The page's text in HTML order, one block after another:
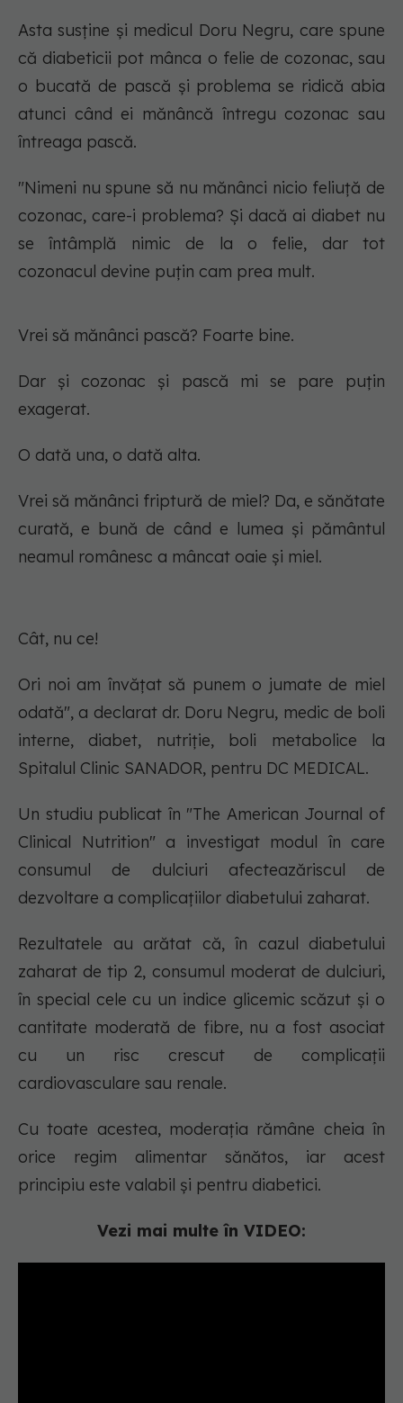
Asta susține și medicul Doru Negru, care spune
că diabeticii pot mânca o felie de cozonac, sau
o bucată de pască și problema se ridică abia
atunci când ei mănâncă întregu cozonac sau
întreaga pască.
"Nimeni nu spune să nu mănânci nicio feliuță de
cozonac, care-i problema? Și dacă ai diabet nu
se întâmplă nimic de la o felie, dar tot
cozonacul devine puțin cam prea mult.
Vrei să mănânci pască? Foarte bine.
Dar și cozonac și pască mi se pare puțin
exagerat.
O dată una, o dată alta.
Vrei să mănânci friptură de miel? Da, e sănătate
curată, e bună de când e lumea și pământul
neamul românesc a mâncat oaie și miel.
Cât, nu ce!
Ori noi am învățat să punem o jumate de miel
odată", a declarat dr. Doru Negru, medic de boli
interne, diabet, nutriție, boli metabolice la
Spitalul Clinic SANADOR, pentru DC MEDICAL.
Un studiu publicat în "The American Journal of
Clinical Nutrition" a investigat modul în care
consumul de dulciuri afecteazăriscul de
dezvoltare a complicațiilor diabetului zaharat.
Rezultatele au arătat că, în cazul diabetului
zaharat de tip 2, consumul moderat de dulciuri,
în special cele cu un indice glicemic scăzut și o
cantitate moderată de fibre, nu a fost asociat
cu un risc crescut de complicații
cardiovasculare sau renale.
Cu toate acestea, moderația rămâne cheia în
orice regim alimentar sănătos, iar acest
principiu este valabil și pentru diabetici.
Vezi mai multe în VIDEO: